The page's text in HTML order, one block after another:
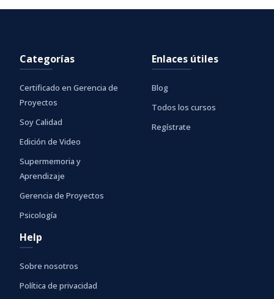
Categorías
Certificado en Gerencia de
Proyectos
Soy Calidad
Edición de Video
Supermemoria y
Aprendizaje
Gerencia de Proyectos
Psicología
Enlaces útiles
Blog
Todos los cursos
Regístrate
Help
Sobre nosotros
Política de privacidad